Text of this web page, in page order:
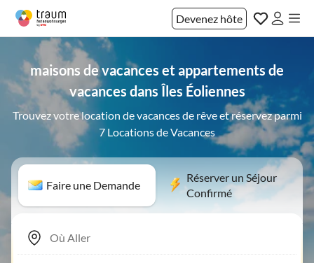
Devenez hôte
maisons de vacances et appartements de
vacances dans Îles Éoliennes
Trouvez votre location de vacances de rêve et réservez parmi
7 Locations de Vacances
Faire une Demande
Réserver un Séjour
Confirmé